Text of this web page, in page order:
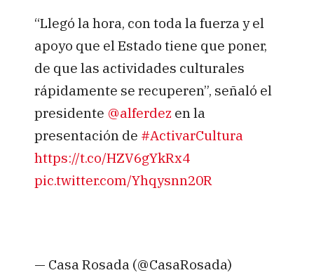
“Llegó la hora, con toda la fuerza y el
apoyo que el Estado tiene que poner,
de que las actividades culturales
rápidamente se recuperen”, señaló el
presidente @alferdez en la
presentación de #ActivarCultura
https://t.co/HZV6gYkRx4
pic.twitter.com/Yhqysnn20R
— Casa Rosada (@CasaRosada)